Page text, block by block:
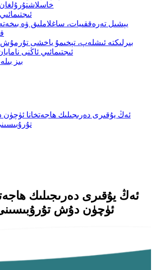
خاسلاشتۇرۇلغان
يېشىل تەرەققىيات، ساغلاملىق ۋە
بىرلىكتە ئىشلەپ، تېخىمۇ ياخشى تۇرمۇش
ئىجتىمائىي ئاڭنى
بىز
ئۈچۈن دۇش